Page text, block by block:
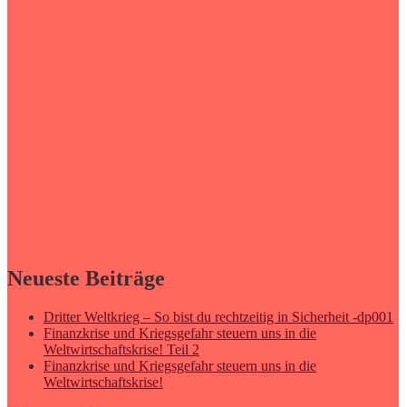
Neueste Beiträge
Dritter Weltkrieg – So bist du rechtzeitig in Sicherheit -dp001
Finanzkrise und Kriegsgefahr steuern uns in die
Weltwirtschaftskrise! Teil 2
Finanzkrise und Kriegsgefahr steuern uns in die
Weltwirtschaftskrise!